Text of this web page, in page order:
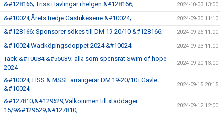
&#128166; Triss i tävlingar i helgen &#128166; 2024-10-03 13:00
&#10024;Årets tredje Gästrikeserie &#10024; 2024-09-30 11:10
&#128166; Sponsorer sökes till DM 19-20/10 &#128166; 2024-09-26 11:00
&#10024;Wadköpingsdoppet 2024 &#10024; 2024-09-23 11:00
Tack &#10084;&#65039; alla som sponsrat Swim of hope
2024
2024-09-20 13:00
&#10024; HSS & MSSF arrangerar DM 19-20/10 i Gävle
&#10024;
2024-09-15 20:15
&#127810;&#129529;Välkommen till städdagen
15/9&#129529;&#127810;
2024-09-12 12:00